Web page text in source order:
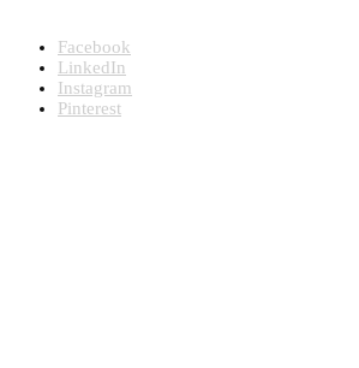
Facebook
LinkedIn
Instagram
Pinterest